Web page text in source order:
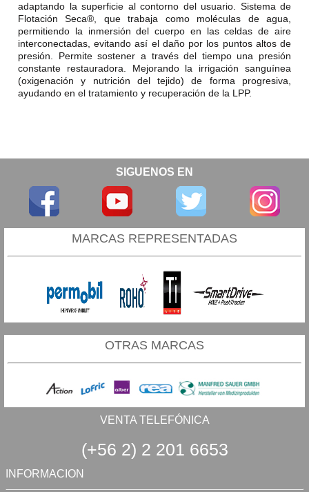
adaptando la superficie al contorno del usuario. Sistema de
Flotación Seca®, que trabaja como moléculas de agua,
permitiendo la inmersión del cuerpo en las celdas de aire
interconectadas, evitando así el daño por los puntos altos de
presión. Permite sostener a través del tiempo una presión
constante restauradora. Mejorando la irrigación sanguínea
(oxigenación y nutrición del tejido) de forma progresiva,
ayudando en el tratamiento y recuperación de la LPP.
SIGUENOS EN
MARCAS REPRESENTADAS
OTRAS MARCAS
VENTA TELEFÓNICA
(+56 2) 2 201 6653
INFORMACION